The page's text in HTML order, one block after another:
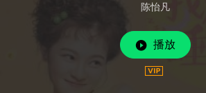
陈怡凡
播放